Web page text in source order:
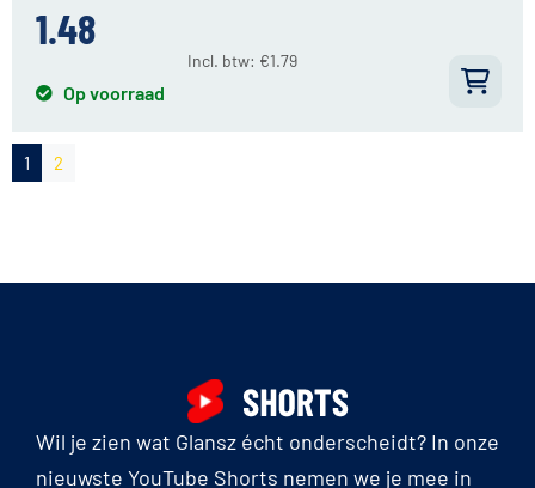
1.48
Incl. btw: €1.79
Op voorraad
1 2
Wil je zien wat Glansz écht onderscheidt? In onze
nieuwste YouTube Shorts nemen we je mee in